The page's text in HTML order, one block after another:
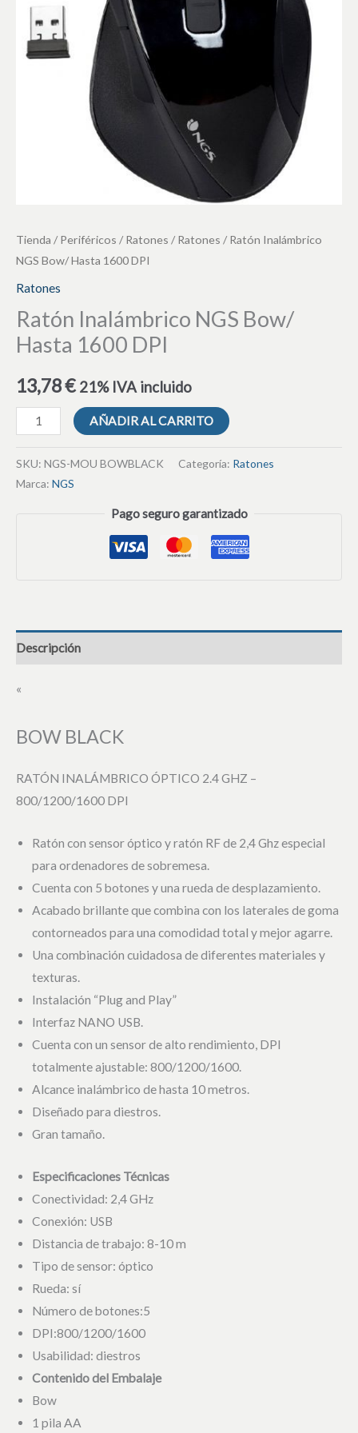
Tienda /Periféricos /Ratones /Ratones / Ratón Inalámbrico
NGS Bow/ Hasta 1600 DPI
Ratones
Ratón Inalámbrico NGS Bow/
Hasta 1600 DPI
13,78€ 21% IVA incluido
DPI
cantidad
AÑADIR AL CARRITO
SKU: NGS-MOU BOWBLACK Categoría: Ratones
Marca: NGS
Pago seguro garantizado
Descripción
«
BOW BLACK
RATÓN INALÁMBRICO ÓPTICO 2.4 GHZ –
800/1200/1600 DPI
Ratón con sensor óptico y ratón RF de 2,4 Ghz especial
para ordenadores de sobremesa.
Cuenta con 5 botones y una rueda de desplazamiento.
Acabado brillante que combina con los laterales de goma
contorneados para una comodidad total y mejor agarre.
Una combinación cuidadosa de diferentes materiales y
texturas.
Instalación “Plug and Play”
Interfaz NANO USB.
Cuenta con un sensor de alto rendimiento, DPI
totalmente ajustable: 800/1200/1600.
Alcance inalámbrico de hasta 10 metros.
Diseñado para diestros.
Gran tamaño.
Especificaciones Técnicas
Conectividad: 2,4 GHz
Conexión: USB
Distancia de trabajo: 8-10 m
Tipo de sensor: óptico
Rueda: sí
Número de botones:5
DPI:800/1200/1600
Usabilidad: diestros
Contenido del Embalaje
Bow
1 pila AA